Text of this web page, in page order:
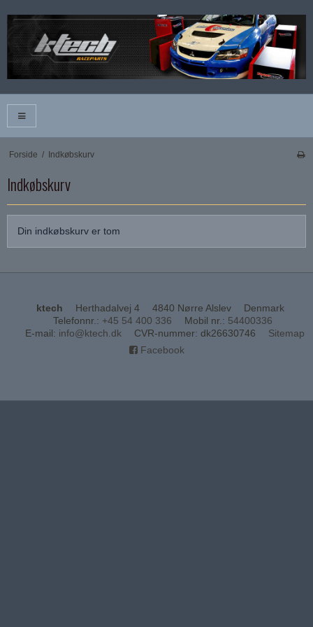
Forside / Indkøbskurv
Indkøbskurv
Din indkøbskurv er tom
ktech Herthadalvej 4 4840 Nørre Alslev
Denmark
Telefonnr.: +45 54 400 336 Mobil nr.: 54400336
E-mail: info@ktech.dk CVR-nummer: dk26630746
Sitemap
Facebook